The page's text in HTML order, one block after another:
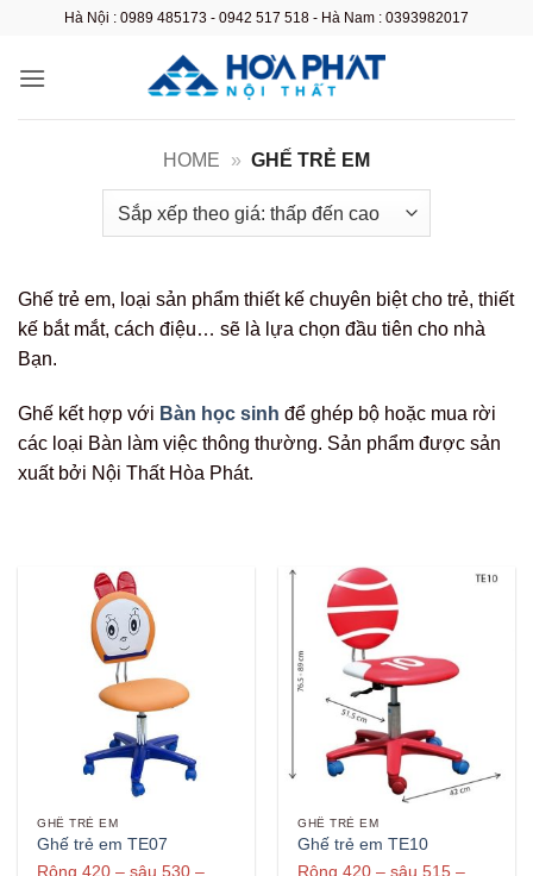
nội
Hà Nội : 0989 485173 - 0942 517 518 - Hà Nam : 0393982017
HOME » GHẾ TRẺ EM
Ghế trẻ em, loại sản phẩm thiết kế chuyên biệt cho trẻ, thiết
kế bắt mắt, cách điệu… sẽ là lựa chọn đầu tiên cho nhà
Bạn.
Ghế kết hợp với Bàn học sinh để ghép bộ hoặc mua rời
các loại Bàn làm việc thông thường. Sản phẩm được sản
xuất bởi Nội Thất Hòa Phát.
GHẾ TRẺ EM
Ghế trẻ em TE07
Rộng 420 – sâu 530 –
GHẾ TRẺ EM
Ghế trẻ em TE10
Rộng 420 – sâu 515 –